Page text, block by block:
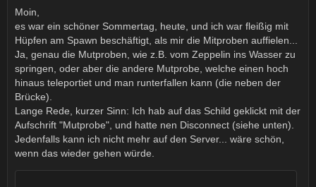
Moin,
es war ein schöner Sommertag, heute, und ich war fleißig mit
Hüpfen am Spawn beschäftigt, als mir die Mitproben auffielen...
Ja, genau die Mutproben, wie z.B. vom Zeppelin ins Wasser zu
springen, oder aber die andere Mutprobe, welche einen hoch
hinaus teleportiet und man runterfallen kann (die neben der
Brücke).
Lange Rede, kurzer Sinn: Ich hab auf das Schild geklickt mit der
Aufschrift "Mutprobe", und hatte nen Disconnect (siehe unten).
Jedenfalls kann ich nicht mehr auf den Server... wäre schön,
wenn das wieder gehen würde.